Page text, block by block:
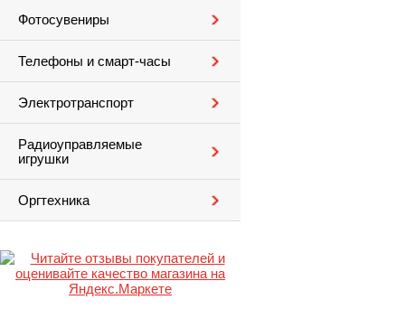
Фотосувениры
Телефоны и смарт-часы
Электротранспорт
Радиоуправляемые
игрушки
Оргтехника